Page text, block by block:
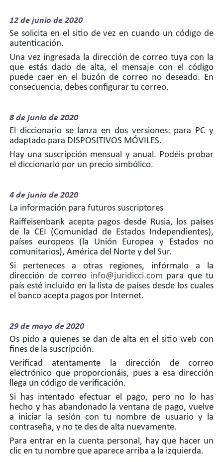
12 de junio de 2020
Se solicita en el sitio de vez en cuando un código de
autenticación.
Una vez ingresada la dirección de correo tuya con la
que estás dado de alta, el mensaje con el código
puede caer en el buzón de correo no deseado. En
consecuencia, debes configurar tu correo.
8 de junio de 2020
El diccionario se lanza en dos versiones: para PC y
adaptado para DISPOSITIVOS MÓVILES.
Hay una suscripción mensual y anual. Podéis probar
el diccionario por un precio simbólico.
4 de junio de 2020
La información para futuros suscriptores
Raiffeisenbank acepta pagos desde Rusia, los países
de la CEI (Comunidad de Estados Independientes),
países europeos (la Unión Europea y Estados no
comunitarios), América del Norte y del Sur.
Si perteneces a otras regiones, infórmalo a la
dirección de correo info@juridicci.com para que tu
país esté incluido en la lista de países desde los cuales
el banco acepta pagos por Internet.
29 de mayo de 2020
Os pido a quienes se dan de alta en el sitio web con
fines de la suscripción.
Verificad atentamente la dirección de correo
electrónico que proporcionáis, pues a esa dirección
llega un código de verificación.
Si has intentado efectuar el pago, pero no lo has
hecho y has abandonado la ventana de pago, vuelve
a iniciar la sesión con tu nombre de usuario y la
contraseña, y no te des de alta nuevamente.
Para entrar en la cuenta personal, hay que hacer un
clic en tu nombre que aparece arriba a la izquierda.